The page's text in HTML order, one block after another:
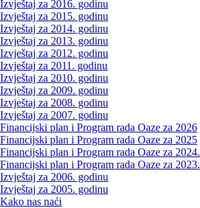
Izvještaj za 2016. godinu
Izvještaj za 2015. godinu
Izvještaj za 2014. godinu
Izvještaj za 2013. godinu
Izvještaj za 2012. godinu
Izvještaj za 2011. godinu
Izvještaj za 2010. godinu
Izvještaj za 2009. godinu
Izvještaj za 2008. godinu
Izvještaj za 2007. godinu
Financijski plan i Program rada Oaze za 2026
Financijski plan i Program rada Oaze za 2025
Financijski plan i Program rada Oaze za 2024.
Financijski plan i Program rada Oaze za 2023.
Izvještaj za 2006. godinu
Izvještaj za 2005. godinu
Kako nas naći